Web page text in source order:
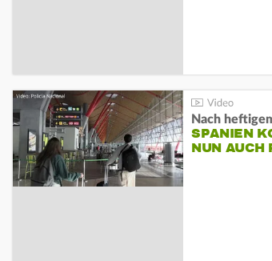
Nach
SPANIEN
NUN AUCH